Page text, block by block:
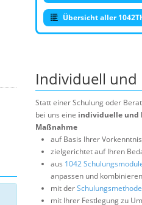
Übersicht aller
Individuell und
Statt einer Schulung oder
bei uns eine individuelle und
Maßnahme
auf Basis Ihrer
zielgerichtet auf Ihren
aus 1042
anpassen und
mit der
mit Ihrer Festlegung zu